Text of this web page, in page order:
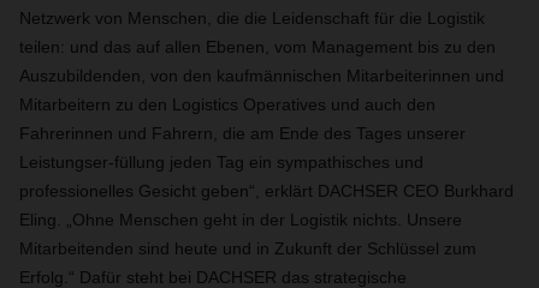
Netzwerk von Menschen, die die Leidenschaft für die Logistik
teilen: und das auf allen Ebenen, vom Management bis zu den
Auszubildenden, von den kaufmännischen Mitarbeiterinnen und
Mitarbeitern zu den Logistics Operatives und auch den
Fahrerinnen und Fahrern, die am Ende des Tages unserer
Leistungser-füllung jeden Tag ein sympathisches und
professionelles Gesicht geben“, erklärt DACHSER CEO Burkhard
Eling. „Ohne Menschen geht in der Logistik nichts. Unsere
Mitarbeitenden sind heute und in Zukunft der Schlüssel zum
Erfolg.“ Dafür steht bei DACHSER das strategische